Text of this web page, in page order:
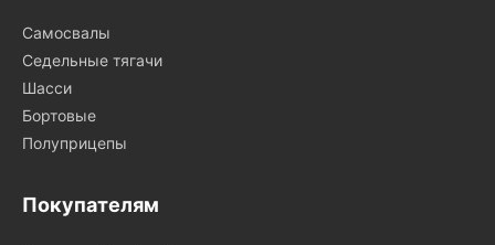
Самосвалы
Седельные тягачи
Шасси
Бортовые
Полуприцепы
Покупателям